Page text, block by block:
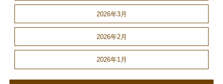
2026年3月
2026年2月
2026年1月